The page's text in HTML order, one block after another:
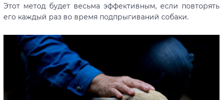
Этот метод будет весьма эффективным, если повторять
его каждый раз во время подпрыгиваний собаки.